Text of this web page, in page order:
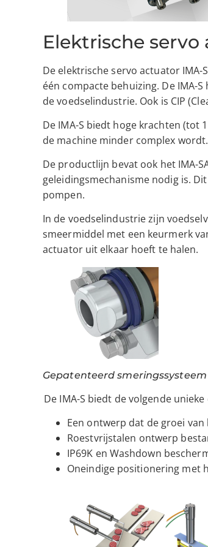
Elektrische servo
De elektrische servo actuator
één compacte behuizing. De IMA-
de voedselindustrie. Ook is CIP
De IMA-S biedt hoge krachten
de machine minder complex wordt.
De productlijn bevat ook het IMA-
geleidingsmechanisme nodig is.
pompen.
In de voedselindustrie zijn
smeermiddel met een keurmerk
actuator uit elkaar hoeft te halen.
Gepatenteerd
De IMA-S biedt de volgende
Een ontwerp dat de groei
Roestvrijstalen ontwerp
IP69K en Washdown
Oneindige positionering met